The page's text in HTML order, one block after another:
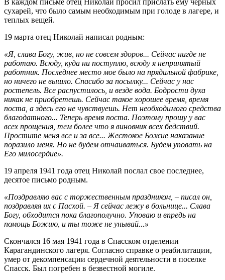
сухарей, что было самым необходимым при голоде в лагере, и
теплых вещей.
19 марта отец Николай написал родным:
«Я, слава Богу, жив, но не совсем здоров... Сейчас нигде не
работаю. Всюду, куда ни поступлю, всюду я непринятый
работник. Последнее место мое было на прядильной фабрике,
но ничего не вышло. Спасибо за посылку... Сейчас у нас
ростепель. Все распустилось, и везде вода. Бодрости духа
никак не приобретешь. Сейчас такое хорошее время, время
поста, а здесь его не чувствуешь. Нет необходимого средства
благодатного... Теперь время поста. Поэтому прошу у вас
всех прощения, тем более что я виновник всех бедствий.
Простите меня все и за все... Жестокое Божие наказание
поразило меня. Но не будем отчаиваться. Будем уповать на
Его милосердие».
19 апреля 1941 года отец Николай послал свое последнее,
десятое письмо родным.
«Поздравляю вас с торжественным праздником, – писал он,
поздравляя их с Пасхой. – Я сейчас лежу в больнице... Слава
Богу, обходится пока благополучно. Уповаю и впредь на
помощь Божию, и ты тоже не унывай...»
Скончался 16 мая 1941 года в Спасском отделении
Карагандинского лагеря. Согласно справке о реабилитации,
умер от декомпенсации сердечной деятельности в поселке
Спасск. Был погребен в безвестной могиле.